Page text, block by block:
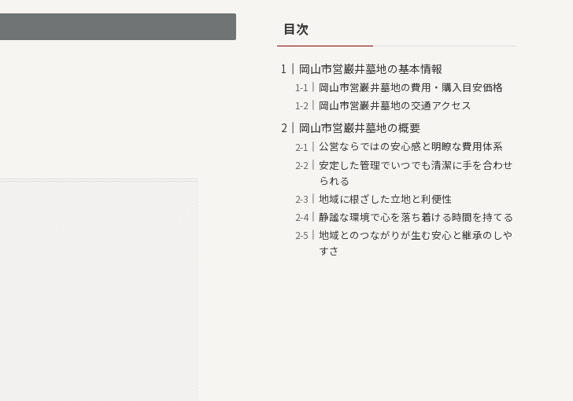
リ目次
岡山市営巌井墓地の基本情報
岡山市営巌井墓地の費用・購入目安価格
岡山市営巌井墓地の交通アクセス
岡山市営巌井墓地の概要
公営ならではの安心感と明瞭な費用体系
安定した管理でいつでも清潔に手を合わせ
られる
地域に根ざした立地と利便性
静謐な環境で心を落ち着ける時間を持てる
地域とのつながりが生む安心と継承のしや
すさ